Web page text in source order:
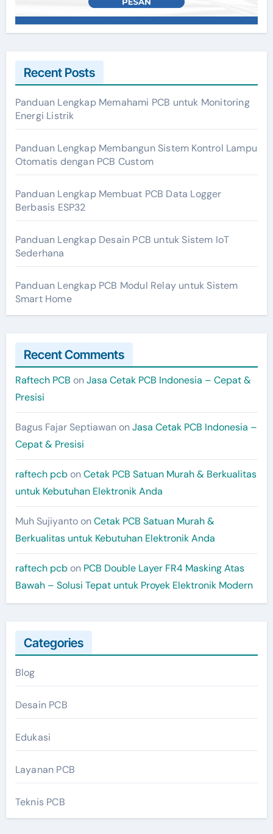
Recent Posts
Panduan Lengkap Memahami PCB untuk Monitoring
Energi Listrik
Panduan Lengkap Membangun Sistem Kontrol Lampu
Otomatis dengan PCB Custom
Panduan Lengkap Membuat PCB Data Logger
Berbasis ESP32
Panduan Lengkap Desain PCB untuk Sistem IoT
Sederhana
Panduan Lengkap PCB Modul Relay untuk Sistem
Smart Home
Recent Comments
Raftech PCB onJasa Cetak PCB Indonesia – Cepat &
Presisi
Bagus Fajar SeptiawanonJasa Cetak PCB Indonesia –
Cepat & Presisi
raftech pcbonCetak PCB Satuan Murah & Berkualitas
untuk Kebutuhan Elektronik Anda
Muh SujiyantoonCetak PCB Satuan Murah &
Berkualitas untuk Kebutuhan Elektronik Anda
raftech pcbon PCB Double Layer FR4 Masking Atas
Bawah – Solusi Tepat untuk Proyek Elektronik Modern
Categories
Blog
Desain PCB
Edukasi
Layanan PCB
Teknis PCB